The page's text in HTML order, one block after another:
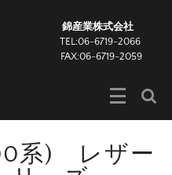
錦産業株式会社
TEL:06-6719-2066
FAX:06-6719-2059
系) レザー